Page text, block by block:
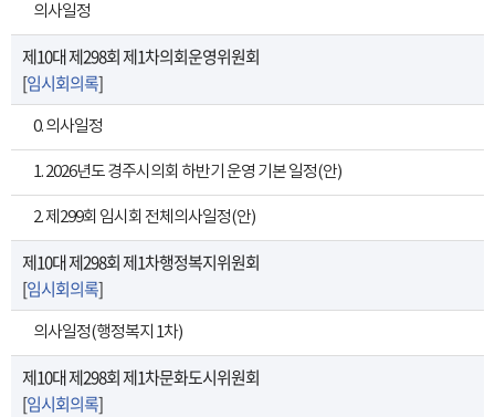
의사일정
제10대 제298회 제1차의회운영위원회
[임시회의록]
0. 의사일정
1. 2026년도 경주시의회 하반기 운영 기본 일정(안)
2. 제299회 임시회 전체의사일정(안)
제10대 제298회 제1차행정복지위원회
[임시회의록]
의사일정(행정복지 1차)
제10대 제298회 제1차문화도시위원회
[임시회의록]